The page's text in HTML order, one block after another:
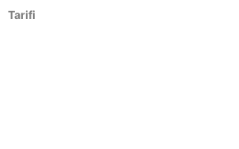
Tarifi